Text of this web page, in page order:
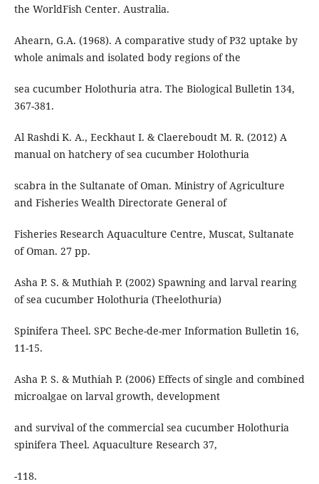
the WorldFish Center. Australia.
Ahearn, G.A. (1968). A comparative study of P32 uptake by
whole animals and isolated body regions of the
sea cucumber Holothuria atra. The Biological Bulletin 134,
367-381.
Al Rashdi K. A., Eeckhaut I. & Claereboudt M. R. (2012) A
manual on hatchery of sea cucumber Holothuria
scabra in the Sultanate of Oman. Ministry of Agriculture
and Fisheries Wealth Directorate General of
Fisheries Research Aquaculture Centre, Muscat, Sultanate
of Oman. 27 pp.
Asha P. S. & Muthiah P. (2002) Spawning and larval rearing
of sea cucumber Holothuria (Theelothuria)
Spinifera Theel. SPC Beche-de-mer Information Bulletin 16,
11-15.
Asha P. S. & Muthiah P. (2006) Effects of single and combined
microalgae on larval growth, development
and survival of the commercial sea cucumber Holothuria
spinifera Theel. Aquaculture Research 37,
-118.